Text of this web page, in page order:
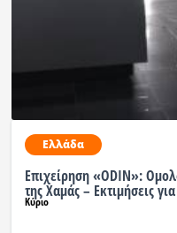
Ελλάδα
Επιχείρηση «ODIN»:
της Χαμάς – Εκτιμήσεις
Κύριο